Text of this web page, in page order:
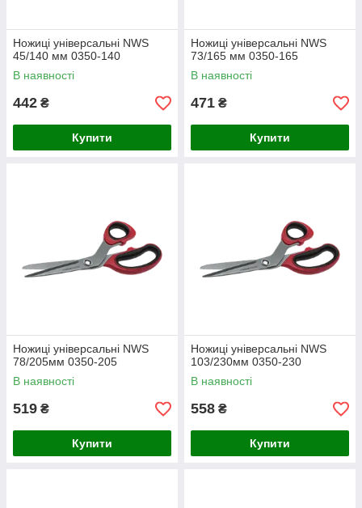
Ножиці універсальні NWS
45/140 мм 0350-140
В наявності
442 ₴
Купити
Ножиці універсальні NWS
73/165 мм 0350-165
В наявності
471 ₴
Купити
Ножиці універсальні NWS
78/205мм 0350-205
В наявності
519 ₴
Купити
Ножиці універсальні NWS
103/230мм 0350-230
В наявності
558 ₴
Купити